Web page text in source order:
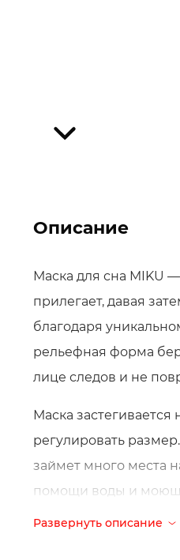
Описание
Маска для сна MIKU
прилегает, давая
благодаря
рельефная форма
лице следов и не
Маска
регулировать
займет много места
помощи воды и
Развернуть описание